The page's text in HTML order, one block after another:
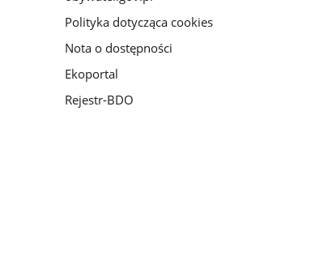
Polityka dotycząca cookies
Nota o dostępności
Ekoportal
Rejestr-BDO